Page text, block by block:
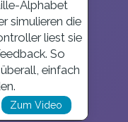
Alphabet
simulieren die
liest sie
So
einfach
Zum Video